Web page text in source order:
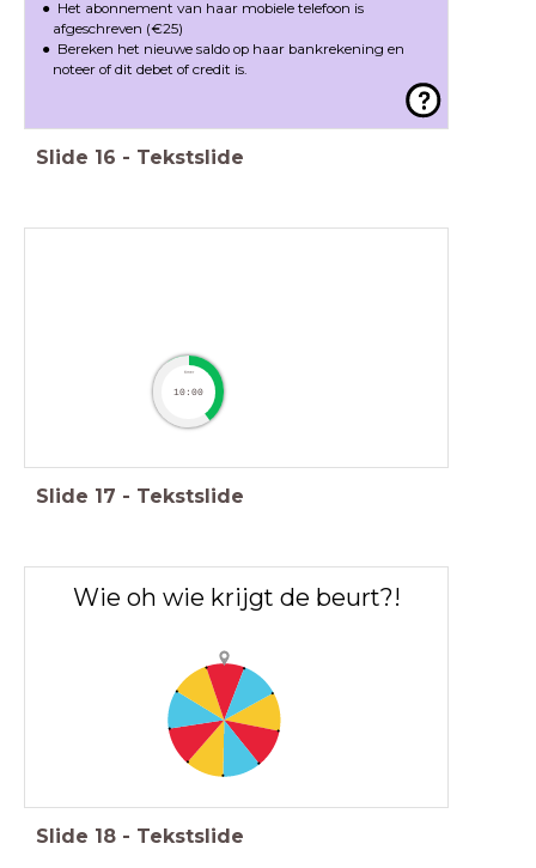
Het abonnement van haar mobiele telefoon is
afgeschreven (€25)
Bereken het nieuwe saldo op haar bankrekening en
noteer of dit debet of credit is.
Slide 16 - Tekstslide
timer
10:00
Slide 17 - Tekstslide
Wie oh wie krijgt de beurt?!
Slide 18 - Tekstslide